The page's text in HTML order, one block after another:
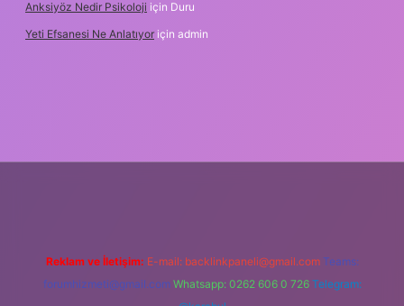
Anksiyöz Nedir Psikoloji için Duru
Yeti Efsanesi Ne Anlatıyor için admin
Reklam ve İletişim: E-mail: backlinkpaneli@gmail.com Teams:
forumhizmeti@gmail.com Whatsapp: 0262 606 0 726 Telegram: